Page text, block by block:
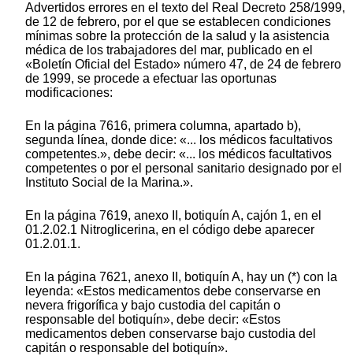
Advertidos errores en el texto del Real Decreto 258/1999,
de 12 de febrero, por el que se establecen condiciones
mínimas sobre la protección de la salud y la asistencia
médica de los trabajadores del mar, publicado en el
«Boletín Oficial del Estado» número 47, de 24 de febrero
de 1999, se procede a efectuar las oportunas
modificaciones:
En la página 7616, primera columna, apartado b),
segunda línea, donde dice: «... los médicos facultativos
competentes.», debe decir: «... los médicos facultativos
competentes o por el personal sanitario designado por el
Instituto Social de la Marina.».
En la página 7619, anexo II, botiquín A, cajón 1, en el
01.2.02.1 Nitroglicerina, en el código debe aparecer
01.2.01.1.
En la página 7621, anexo II, botiquín A, hay un (*) con la
leyenda: «Estos medicamentos debe conservarse en
nevera frigorífica y bajo custodia del capitán o
responsable del botiquín», debe decir: «Estos
medicamentos deben conservarse bajo custodia del
capitán o responsable del botiquín».